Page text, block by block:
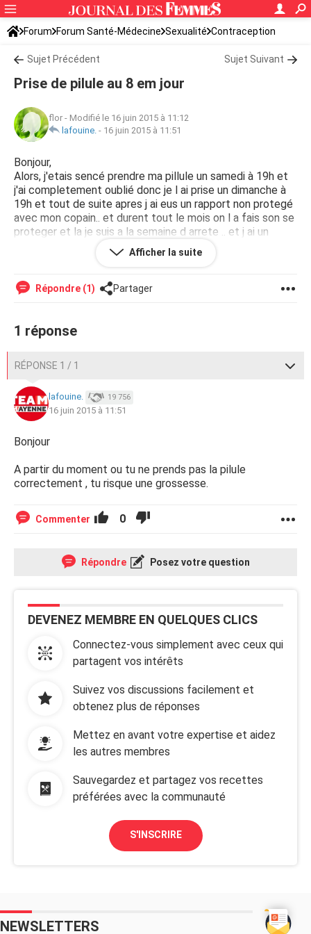
Forum Forum Santé-Médecine Sexualité Contraception
Sujet Précédent Sujet Suivant
Prise de pilule au 8 em jour
flor - Modifié le 16 juin 2015 à 11:12
lafouine. - 16 juin 2015 à 11:51
Bonjour,
Alors, j'etais sencé prendre ma pillule un samedi à 19h et
j'ai completement oublié donc je l ai prise un dimanche à
19h et tout de suite apres j ai eus un rapport non protegé
avec mon copain.. et durent tout le mois on l a fais son se
proteger et la je suis a la semaine d arrete .. et j ai un
retard de 3 jours .. serait il possible que je sois tombée
Afficher la suite
Répondre (1) Partager
1 réponse
RÉPONSE 1 / 1
lafouine. 19 756
16 juin 2015 à 11:51
Bonjour
A partir du moment ou tu ne prends pas la pilule
correctement , tu risque une grossesse.
Commenter 0
Répondre Posez votre question
DEVENEZ MEMBRE EN QUELQUES CLICS
Connectez-vous simplement avec ceux qui
partagent vos intérêts
Suivez vos discussions facilement et
obtenez plus de réponses
Mettez en avant votre expertise et aidez
les autres membres
Sauvegardez et partagez vos recettes
préférées avec la communauté
S'INSCRIRE
NEWSLETTERS